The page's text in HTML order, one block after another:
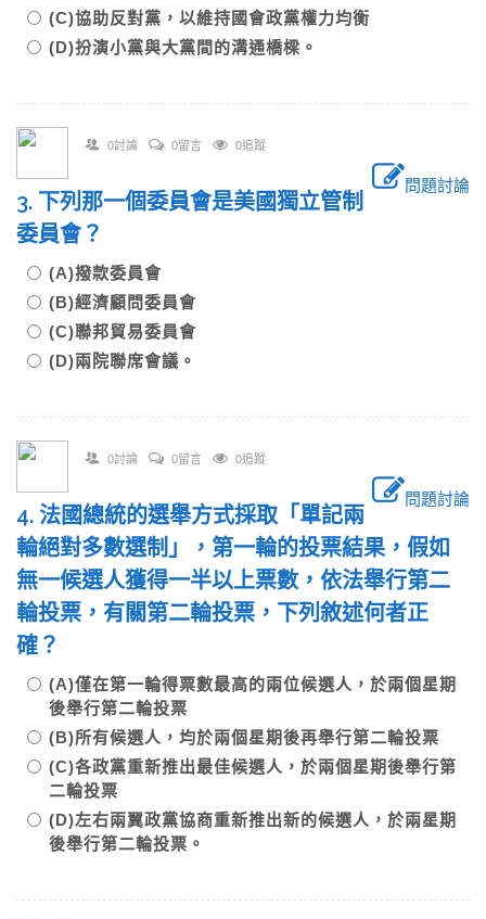
(C)協助反對黨，以維持國會政黨權力均衡
(D)扮演小黨與大黨間的溝通橋樑。
0討論 0留言 0追蹤
問題討論
3. 下列那一個委員會是美國獨立管制
委員會？
(A)撥款委員會
(B)經濟顧問委員會
(C)聯邦貿易委員會
(D)兩院聯席會議。
0討論 0留言 0追蹤
問題討論
4. 法國總統的選舉方式採取「單記兩
輪絕對多數選制」，第一輪的投票結果，假如
無一候選人獲得一半以上票數，依法舉行第二
輪投票，有關第二輪投票，下列敘述何者正
確？
(A)僅在第一輪得票數最高的兩位候選人，於兩個星期
後舉行第二輪投票
(B)所有候選人，均於兩個星期後再舉行第二輪投票
(C)各政黨重新推出最佳候選人，於兩個星期後舉行第
二輪投票
(D)左右兩翼政黨協商重新推出新的候選人，於兩星期
後舉行第二輪投票。